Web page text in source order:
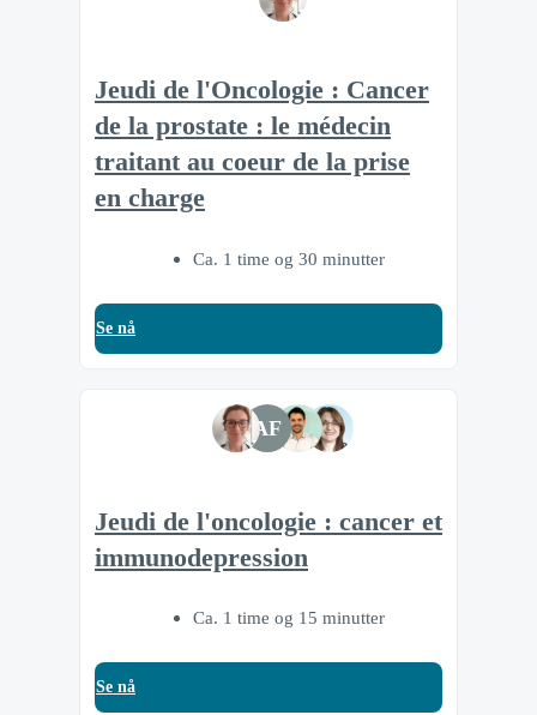
Jeudi de l'Oncologie : Cancer
de la prostate : le médecin
traitant au coeur de la prise
en charge
Ca. 1 time og 30 minutter
Se nå
AF
Jeudi de l'oncologie : cancer et
immunodepression
Ca. 1 time og 15 minutter
Se nå